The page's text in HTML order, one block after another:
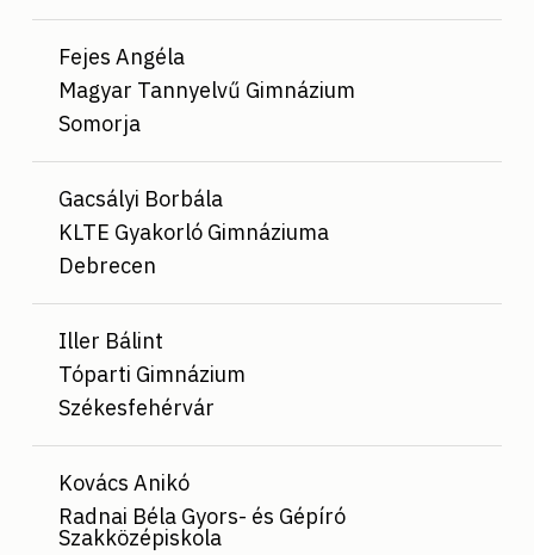
Fejes Angéla
Magyar Tannyelvű Gimnázium
Somorja
Gacsályi Borbála
KLTE Gyakorló Gimnáziuma
Debrecen
Iller Bálint
Tóparti Gimnázium
Székesfehérvár
Kovács Anikó
Radnai Béla Gyors- és Gépíró
Szakközépiskola